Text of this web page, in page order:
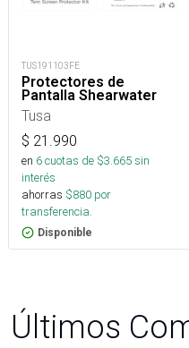
TUS191103FE
Protectores de
Pantalla Shearwater
Tusa
$ 21.990
en 6cuotas de $3.665sin
interés
ahorras $880 por
transferencia.
Disponible
Últimos